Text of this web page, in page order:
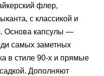
флер,
с классикой и
Основа капсулы —
самых заметных
в стиле 90-х и прямые
Дополняют